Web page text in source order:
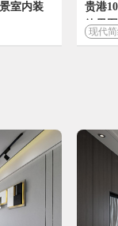
室内装
贵港
效果图
现代
装修计